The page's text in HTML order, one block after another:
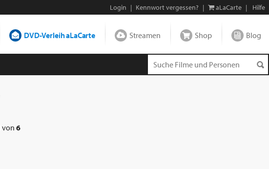
Login | Kennwort vergessen? | aLaCarte | Hilfe
DVD-Verleih aLaCarte Streamen Shop Blog
von 6